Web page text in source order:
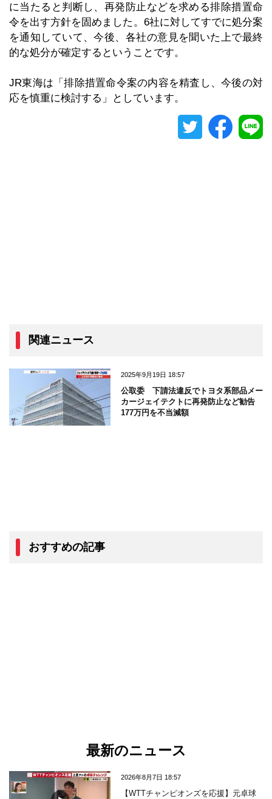
に当たると判断し、再発防止などを求める排除措置命
令を出す方針を固めました。6社に対してすでに処分案
を通知していて、今後、各社の意見を聞いた上で最終
的な処分が確定するということです。
JR東海は「排除措置命令案の内容を精査し、今後の対
応を慎重に検討する」としています。
関連ニュース
2025年9月19日 18:57
公取委 下請法違反でトヨタ系部品メー
カージェイテクトに再発防止など勧告
177万円を不当減額
おすすめの記事
最新のニュース
2026年8月7日 18:57
【WTTチャンピオンズを応援】元卓球